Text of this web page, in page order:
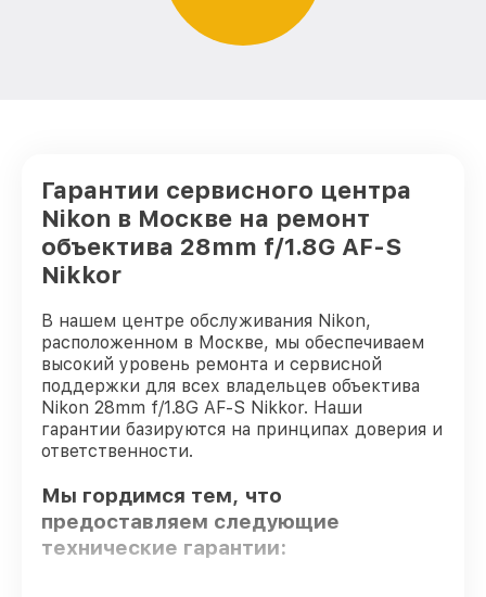
Гарантии сервисного центра
Nikon в Москве на ремонт
объектива 28mm f/1.8G AF-S
Nikkor
В нашем центре обслуживания Nikon,
расположенном в Москве, мы обеспечиваем
высокий уровень ремонта и сервисной
поддержки для всех владельцев объектива
Nikon 28mm f/1.8G AF-S Nikkor. Наши
гарантии базируются на принципах доверия и
ответственности.
Мы гордимся тем, что
предоставляем следующие
технические гарантии: